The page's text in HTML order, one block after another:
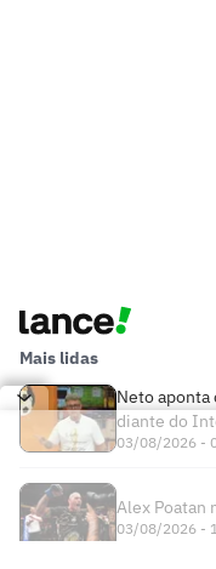
Mais lidas
Neto aponta
diante do
03/08/2026 -
Alex Poatan
03/08/2026 -